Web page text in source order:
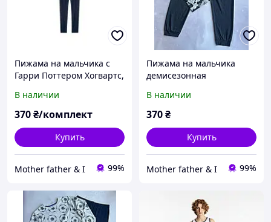
Пижама на мальчика с
Гарри Поттером Хогвартс,
лет)
В наличии
370₴/комплект
Купить
Mother father & I 99%
Пижама на мальчика
демисезонная
р.152 см (11-12 лет)
В наличии
370₴
Купить
Mother father & I 99%